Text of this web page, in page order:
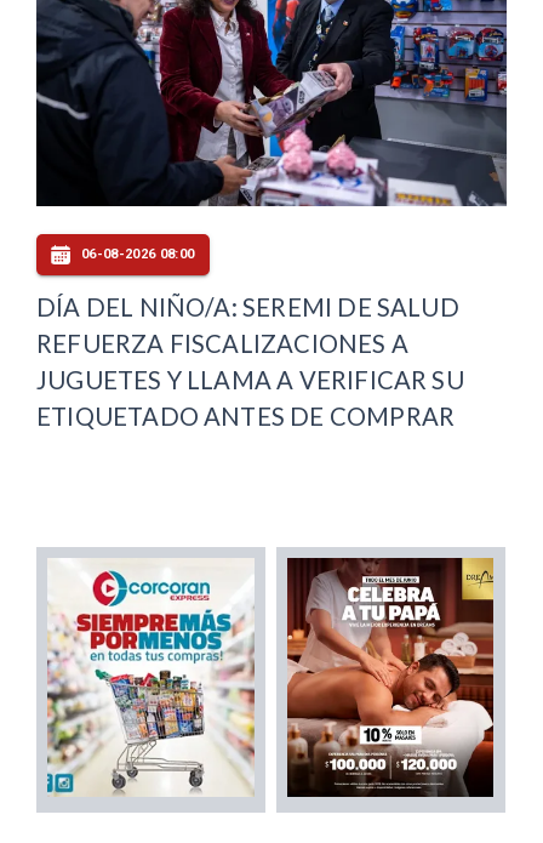
06-08-2026 08:00
DÍA DEL NIÑO/A: SEREMI DE SALUD
REFUERZA FISCALIZACIONES A
JUGUETES Y LLAMA A VERIFICAR SU
ETIQUETADO ANTES DE COMPRAR